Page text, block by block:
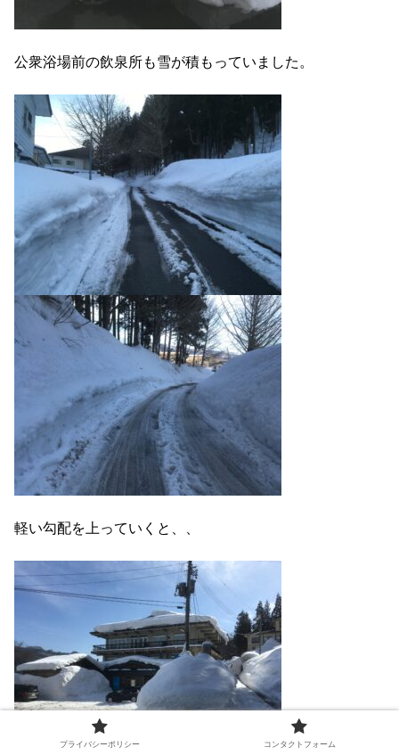
公衆浴場前の飲泉所も雪が積もっていました。
軽い勾配を上っていくと、、
プライバシーポリシー コンタクトフォーム